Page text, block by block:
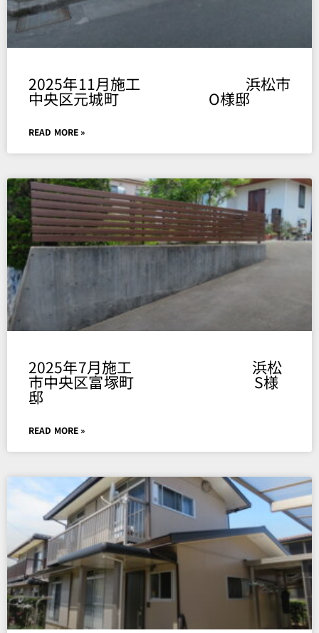
2025年11月施工 浜松市
中央区元城町 O様邸
READ MORE »
2025年7月施工 浜松
市中央区富塚町 S様
邸
READ MORE »